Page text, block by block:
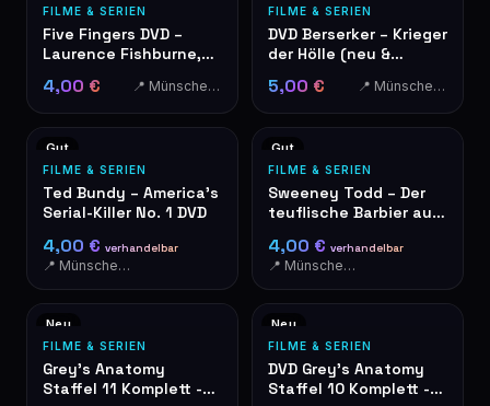
FILME & SERIEN
Five Fingers DVD –
Laurence Fishburne,
4,00 € 📍 Münschecker
FILME & SERIEN
DVD Berserker – Krieger
der Hölle (neu &
5,00 € 📍 Münschecker
Gut
FILME & SERIEN
Ted Bundy – America's
Serial-Killer No. 1 DVD
4,00 € verhandelbar
📍 Münschecker
Gut
FILME & SERIEN
Sweeney Todd – Der
teuflische Barbier aus
4,00 € verhandelbar
📍 Münschecker
Neu
FILME & SERIEN
Grey's Anatomy
Staffel 11 Komplett -
Neu
FILME & SERIEN
DVD Grey's Anatomy
Staffel 10 Komplett -